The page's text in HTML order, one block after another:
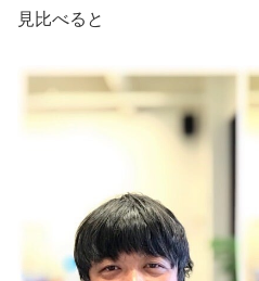
見比べると